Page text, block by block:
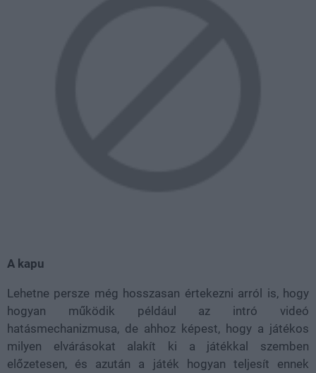
A kapu
Lehetne persze még hosszasan értekezni arról is, hogy
hogyan működik például az intró videó
hatásmechanizmusa, de ahhoz képest, hogy a játékos
milyen elvárásokat alakít ki a játékkal szemben
előzetesen, és azután a játék hogyan teljesít ennek